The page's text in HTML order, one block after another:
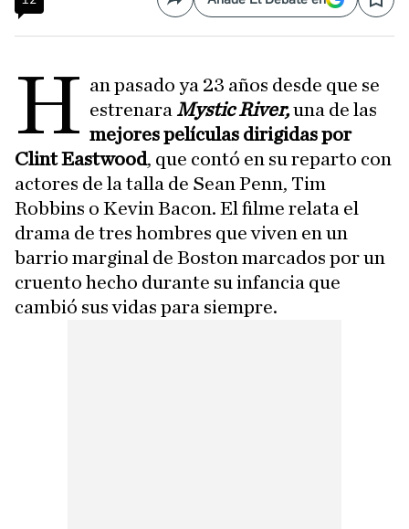
Compartir Save
H an pasado ya 23 años desde que se
estrenara Mystic River,una de las
mejores películas dirigidas por
Clint Eastwood, que contó en su reparto con
actores de la talla de Sean Penn, Tim
Robbins o Kevin Bacon. El filme relata el
drama de tres hombres que viven en un
barrio marginal de Boston marcados por un
cruento hecho durante su infancia que
cambió sus vidas para siempre.